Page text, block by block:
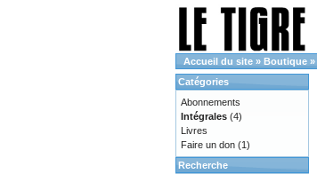
Accueil du site » Boutique »
Catégories
Abonnements
Intégrales (4)
Livres
Faire un don (1)
Recherche